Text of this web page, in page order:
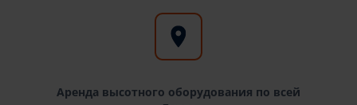
Аренда высотного оборудования по всей